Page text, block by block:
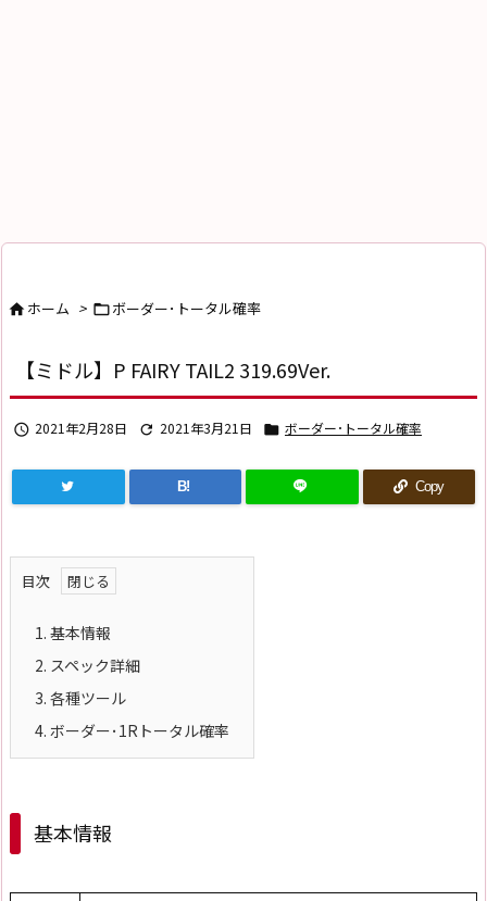
ホーム > ボーダー･トータル確率
【ミドル】P FAIRY TAIL2 319.69Ver.
 2021年2月28日  2021年3月21日  ボーダー･トータル確率
B! Copy
目次
1. 基本情報
2. スペック詳細
3. 各種ツール
4. ボーダー･1Rトータル確率
基本情報